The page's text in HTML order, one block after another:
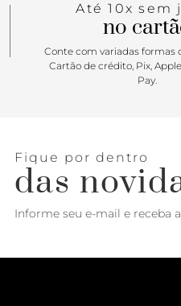
Até 10x sem
no
Conte com variadas formas
Cartão de crédito, Pix,
Pay.
Fique por dentro
das
Informe seu e-mail e receba